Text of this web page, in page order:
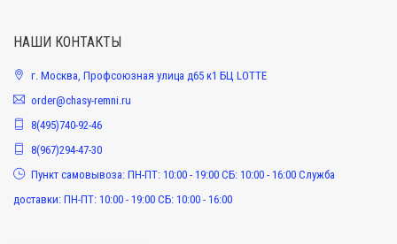
НАШИ КОНТАКТЫ
г. Москва, Профсоюзная улица д65 к1 БЦ LOTTE
order@chasy-remni.ru
8(495)740-92-46
8(967)294-47-30
Пункт самовывоза: ПН-ПТ: 10:00 - 19:00 СБ: 10:00 - 16:00 Служба
доставки: ПН-ПТ: 10:00 - 19:00 СБ: 10:00 - 16:00